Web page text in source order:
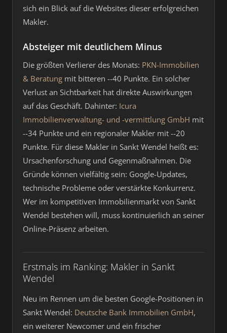
sich ein Blick auf die Websites dieser erfolgreichen
Makler.
Absteiger mit deutlichem Minus
Die größten Verlierer des Monats: PKN-Immobilien
& Beratung mit bitteren --40 Punkte. Ein solcher
Verlust an Sichtbarkeit hat direkte Auswirkungen
auf das Geschäft. Dahinter: Icura
Immobilienverwaltung- und -vermittlung GmbH mit
--34 Punkte und ein regionaler Makler mit --20
Punkte. Für diese Makler in Sankt Wendel heißt es:
Ursachenforschung und Gegenmaßnahmen. Die
Gründe können vielfältig sein: Google-Updates,
technische Probleme oder verstärkte Konkurrenz.
Wer im kompetitiven Immobilienmarkt von Sankt
Wendel bestehen will, muss kontinuierlich an seiner
Online-Präsenz arbeiten.
Erstmals im Ranking: Makler in Sankt
Wendel
Neu im Rennen um die besten Google-Positionen in
Sankt Wendel: Deutsche Bank Immobilien GmbH,
ein weiterer Newcomer und ein frischer